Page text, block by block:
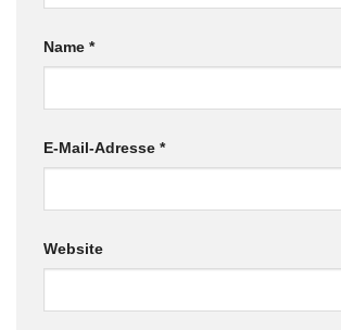
Name *
E-Mail-Adresse *
Website